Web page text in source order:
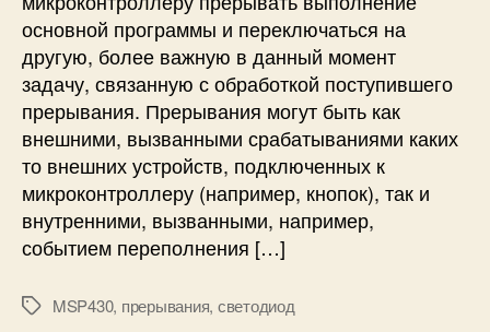
o
s
e
r
S
t
u
d
i
с
т
в
о
п
о
п
р
е
р
основной программы и переключаться на
другую, более важную в данный момент
задачу, связанную с обработкой поступившего
прерывания. Прерывания могут быть как
внешними, вызванными срабатываниями каких
то внешних устройств, подключенных к
микроконтроллеру (например, кнопок), так и
внутренними, вызванными, например,
событием переполнения […]
М
MSP430, прерывания, светодиод